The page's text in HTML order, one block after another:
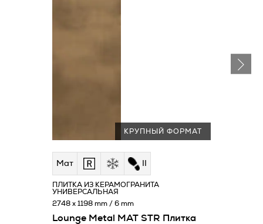
КРУПНЫЙ ФОРМАТ
Мат
Lounge Metal MAT STR Плитка
ПЛИТКА ИЗ КЕРАМОГРАНИТА
УНИВЕРСАЛЬНАЯ
2748 x 1198 mm / 6 mm